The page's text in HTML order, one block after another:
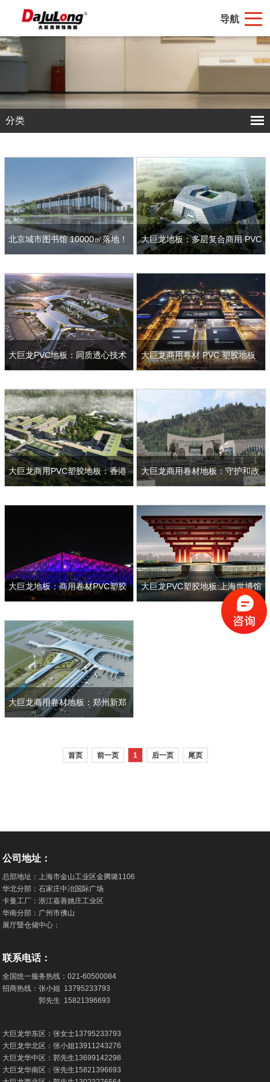
导航
分类
北京城市图书馆 10000㎡落地！
间新标杆… 查看详情
大巨龙地板：多层复合商用 PVC
的文化与科技融合… 查看详情
大巨龙PVC地板：同质透心技术
面标杆… 查看详情
大巨龙商用卷材 PVC 塑胶地板
色建筑标杆… 查看详情
大巨龙商用PVC塑胶地板：香港 大巨龙商用卷材地板：守护和政
查看详情
大巨龙地板：商用卷材PVC塑胶
地面标杆… 查看详情
大巨龙PVC塑胶地板:上海世博馆
的 “世界级场馆” 地面解决方案…
大巨龙商用卷材地板：郑州新郑
查看详情
首页 前一页 1 后一页 尾页
公司地址：
总部地址：上海市金山工业区金腾璐1106
华北分部：石家庄中冶国际广场
卡曼工厂：浙江嘉善姚庄工业区
华南分部：广州市佛山
展厅暨仓储中心：
联系电话：
全国统一服务热线：021-60500084
招商热线：张小姐 13795233793
郭先生 15821396693
大巨龙华东区：张女士13795233793
大巨龙华北区：张小姐 13911243276
大巨龙华中区：郭先生13699142298
大巨龙华南区：张先生15821396693